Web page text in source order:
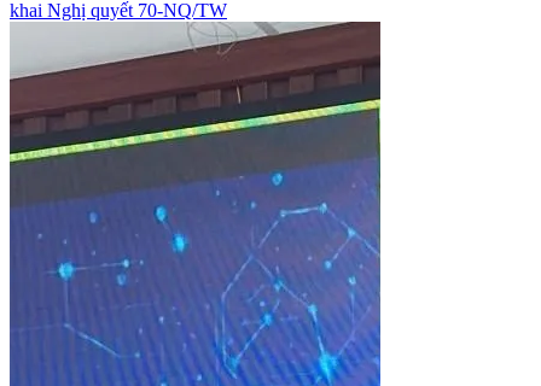
khai Nghị quyết 70-NQ/TW